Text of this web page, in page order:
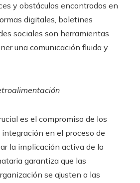
y obstáculos encontrados en
digitales, boletines
sociales son herramientas
una comunicación fluida y
es el compromiso de los
en el proceso de
la implicación activa de la
garantiza que las
se ajusten a las